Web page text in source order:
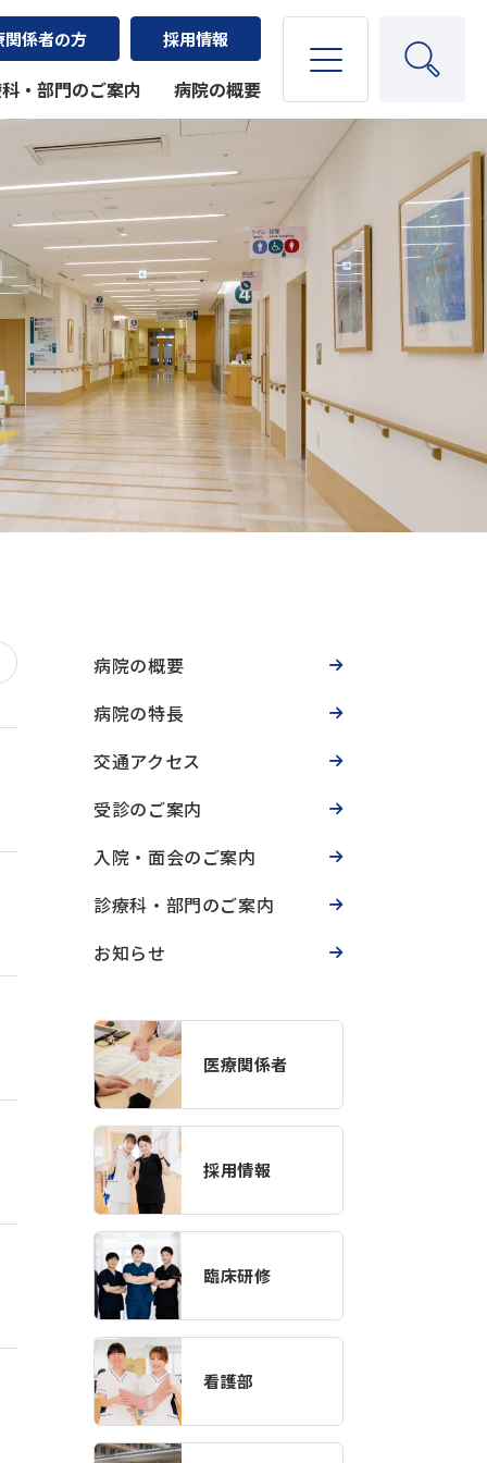
関係者の方 採用情報
・部門のご案内 病院の概要
病院の概要
病院の特長
交通アクセス
受診のご案内
入院・面会のご案内
診療科・部門のご案内
お知らせ
医療関係者
採用情報
臨床研修
看護部